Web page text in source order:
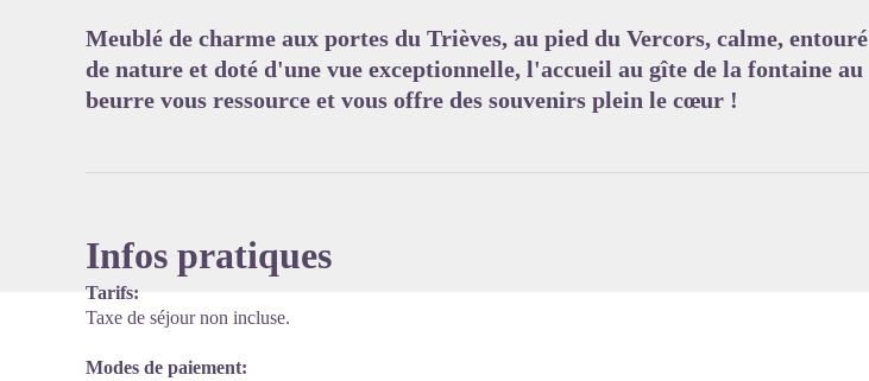
Meublé de charme aux portes du Trièves, au pied du Vercors, calme, entouré
de nature et doté d'une vue exceptionnelle, l'accueil au gîte de la fontaine au
beurre vous ressource et vous offre des souvenirs plein le cœur !
Infos pratiques
Tarifs:
Taxe de séjour non incluse.
Modes de paiement: